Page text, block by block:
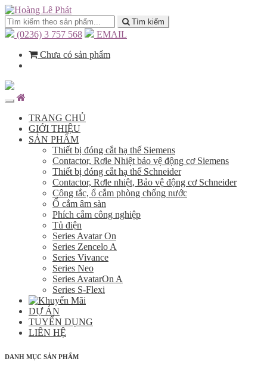
Tìm kiếm
(0236) 3 757 568
EMAIL
Chưa có sản phẩm
TRANG CHỦ
GIỚI THIỆU
SẢN PHẨM
Thiết bị đóng cắt hạ thế Siemens
Contactor, Rơle Nhiệt bảo vệ động cơ Siemens
Thiết bị đóng cắt hạ thế Schneider
Contactor, Rơle nhiệt, Bảo vệ động cơ Schneider
Công tắc, ổ cắm phòng chống nước
Ổ cắm âm sàn
Phích cắm công nghiệp
Tủ điện
Series Avatar On
Series Zencelo A
Series Vivance
Series Neo
Series AvatarOn A
Series S-Flexi
DỰ ÁN
TUYỂN DỤNG
LIÊN HỆ
DANH MỤC SẢN PHẨM